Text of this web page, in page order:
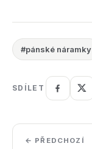
#pánské náramky
SDÍLET
← PŘEDCHOZÍ